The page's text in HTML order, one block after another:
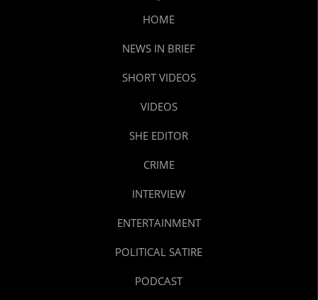
HOME
NEWS IN BRIEF
SHORT VIDEOS
VIDEOS
SHE EDITOR
CRIME
INTERVIEW
ENTERTAINMENT
POLITICAL SATIRE
PODCAST